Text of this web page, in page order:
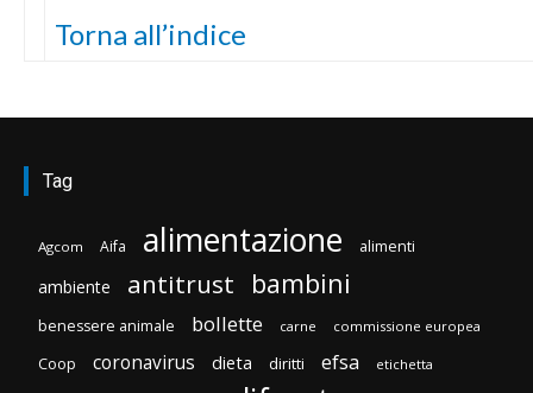
Torna all’indice
Tag
Agcom Aifa alimentazione alimenti
ambiente antitrust bambini
benessere animale bollette carne commissione europea
Coop coronavirus dieta diritti efsa etichetta